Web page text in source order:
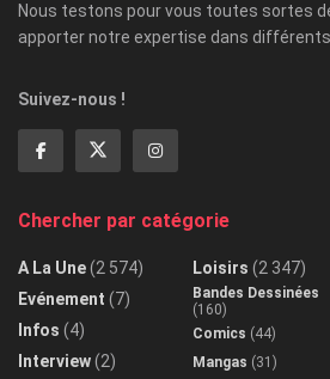
Nous testons pour vous toutes sortes
apporter notre expertise dans différents
Suivez-nous !
Chercher par catégorie
A La Une(2 574)
Evénement (7)
Infos (4)
Interview(2)
Loisirs (2 347)
Bandes Dessinées
(160)
Comics (44)
Mangas (31)